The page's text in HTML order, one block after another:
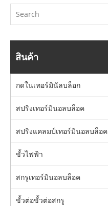
สินค้า
กดในเทอร์มินัลบล็อก
สปริงเทอร์มินอลบล็อค
สปริงแคลมป์เทอร์มินอลบล็อค
ขั้วไฟฟ้า
สกรูเทอร์มินอลบล็อค
ขั้วต่อขั้วต่อสกรู